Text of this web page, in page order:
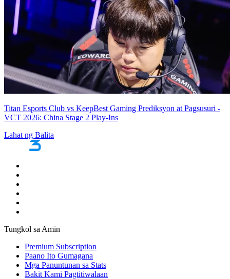
Titan Esports Club vs KeepBest Gaming Prediksyon at Pagsusuri -
VCT 2026: China Stage 2 Play-Ins
Lahat ng Balita
Tungkol sa Amin
Premium Subscription
Paano Ito Gumagana
Mga Panuntunan sa Stats
Bakit Kami Pagtitiwalaan